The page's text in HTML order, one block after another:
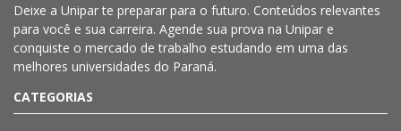
Deixe a Uniparte preparar para o futuro. Conteúdos relevantes
para você e sua carreira. Agende sua prova na Unipar e
conquiste o mercado de trabalho estudando em uma das
melhores universidades do Paraná.
CATEGORIAS